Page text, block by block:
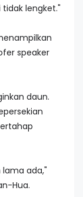
lengket."
speaker
daun.
ada,"
Hua.